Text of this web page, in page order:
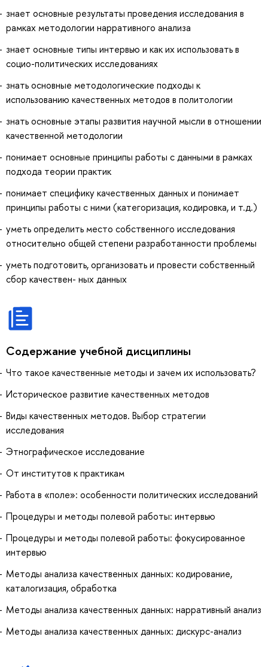
знает основные результаты проведения исследования в
рамках методологии нарративного анализа
знает основные типы интервью и как их использовать в
социо-политических исследованиях
знать основные методологические подходы к
использованию качественных методов в политологии
знать основные этапы развития научной мысли в отношении
качественной методологии
понимает основные принципы работы с данными в рамках
подхода теории практик
понимает специфику качественных данных и понимает
принципы работы с ними (категоризация, кодировка, и т.д.)
уметь определить место собственного исследования
относительно общей степени разработанности проблемы
уметь подготовить, организовать и провести собственный
сбор качествен- ных данных
Содержание учебной дисциплины
Что такое качественные методы и зачем их использовать?
Историческое развитие качественных методов
Виды качественных методов. Выбор стратегии
исследования
Этнографическое исследование
От институтов к практикам
Работа в «поле»: особенности политических исследований
Процедуры и методы полевой работы: интервью
Процедуры и методы полевой работы: фокусированное
интервью
Методы анализа качественных данных: кодирование,
каталогизация, обработка
Методы анализа качественных данных: нарративный анализ
Методы анализа качественных данных: дискурс-анализ